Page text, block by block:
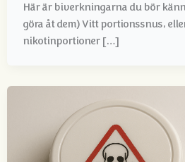
Här är biverkningarna du bör
göra åt dem) Vitt portionssnus,
nikotinportioner […]